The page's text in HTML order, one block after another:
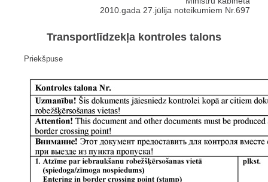
2010.gada 27.jūlija noteikumiem Nr.697
Transportlīdzekļa kontroles talons
Priekšpuse